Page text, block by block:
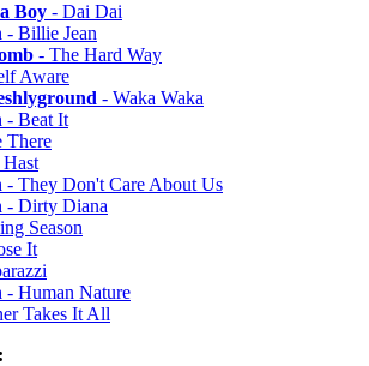
Boy - Dai Dai
- Billie Jean
- The Hard Way
Aware
- Waka Waka
- Beat It
There
- They Don't Care About Us
- Dirty Diana
Season
It
- Human Nature
Takes It All